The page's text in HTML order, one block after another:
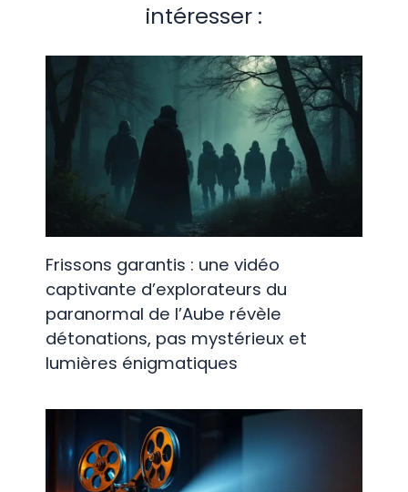
intéresser :
Frissons garantis : une vidéo
captivante d’explorateurs du
paranormal de l’Aube révèle
détonations, pas mystérieux et
lumières énigmatiques